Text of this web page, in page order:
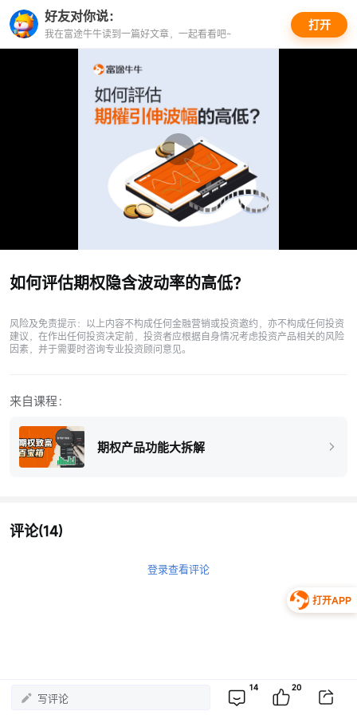
好友对你说：
我在富途牛牛读到一篇好文章，一起看看吧~
打开
好友对你说：
我在富途牛牛读到一篇好文章，一起看看吧~
打开富途牛
牛
如何评估期权隐含波动率的高低？
风险及免责提示：以上内容不构成任何金融营销或投资邀约，亦不构成任何投资
建议，在作出任何投资决定前，投资者应根据自身情况考虑投资产品相关的风险
因素，并于需要时咨询专业投资顾问意见。
来自课程：
期权产品功能大拆解
评论(14)
登录查看评论
写评论
14 20
打开APP